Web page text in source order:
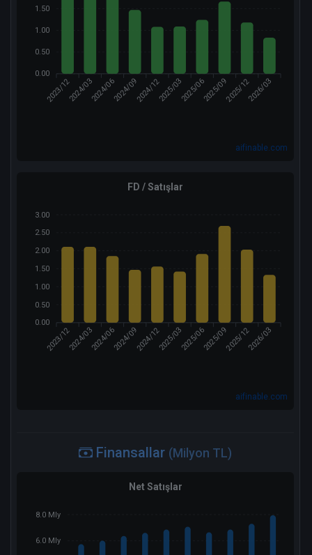
1.50
1.00
0.50
0.00
2023/122024/032024/062024/092024/122025/032025/062025/092025/122026/03
aifinable.com
FD / Satışlar
3.00
2.50
2.00
1.50
1.00
0.50
0.00
2023/122024/032024/062024/092024/122025/032025/062025/092025/122026/03
aifinable.com
Finansallar (Milyon TL)
Net Satışlar
8.0 Mly
6.0 Mly